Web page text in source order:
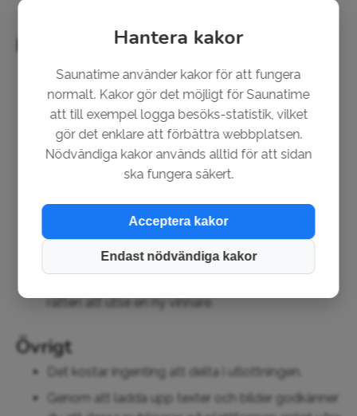
Pris och dragning
Priset:Två (2) vinnare dras slumpmässigt och
vinner en varsin bastuhatt. Värdet på bastuhatten
kommer vara ca 250 kr. Priset kan inte bytas mot
kontanter.
Dragningen:Vinnarna dras slumpmässigt bland
alla användare som uppfyller kraven ovan när
deltar inte i utlottningen.
Vinnarna kontaktas via den e-postadress som är
kopplad till Saunatime-kontot under juli. Om en
rätten att utse en ny vinnare.
Övrigt
Det kostar ingenting att delta i utlottningen.
Genom att ladda upp texter och bilder godkänner
Hantera kakor
Saunatime använder kakor för att fungera
normalt. Kakor gör det möjligt för Saunatime
att till exempel logga besöks-statistik, vilket
gör det enklare att förbättra webbplatsen.
Nödvändiga kakor används alltid för att sidan
ska fungera säkert.
Acceptera kakor
Endast nödvändiga kakor